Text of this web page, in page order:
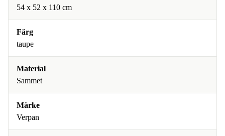
54 x 52 x 110 cm
Färg
taupe
Material
Sammet
Märke
Verpan